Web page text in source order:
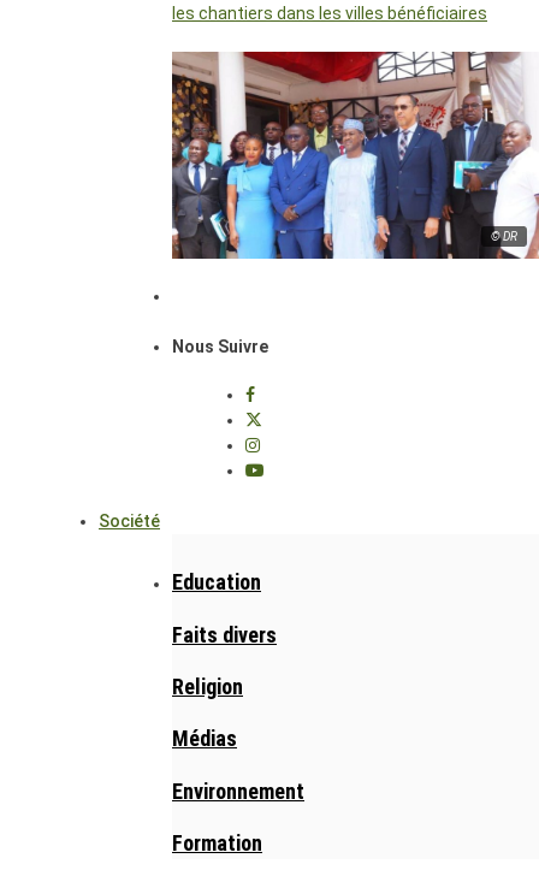
les chantiers dans les villes bénéficiaires
© DR
Nous Suivre
Société
Education
Faits divers
Religion
Médias
Environnement
Formation